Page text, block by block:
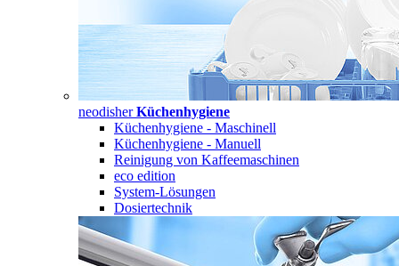
neodisherKüchenhygiene
Küchenhygiene - Maschinell
Küchenhygiene - Manuell
Reinigung von Kaffeemaschinen
eco edition
System-Lösungen
Dosiertechnik